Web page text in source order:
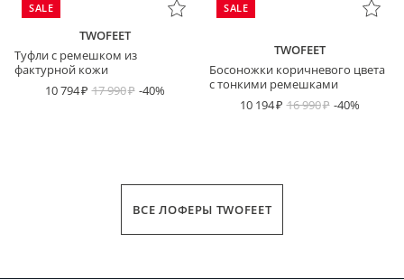
SALE
TWOFEET
Туфли с ремешком из
фактурной кожи
10 794
17 990 -40%
SALE
TWOFEET
Босоножки коричневого цвета
с тонкими ремешками
10 194
16 990 -40%
ВСЕ ЛОФЕРЫ TWOFEET